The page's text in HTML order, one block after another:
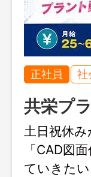
正社員 社
共栄プ
土日祝休
「CAD図
ていきた